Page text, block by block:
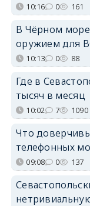
10:16 0 161
В Чёрном море
оружием для
10:13 0 88
Где в
тысяч в месяц
10:02 7 1090
Что
телефонных
09:08 0 137